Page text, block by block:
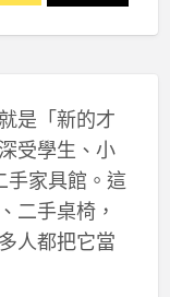
是「新的才
受學生、小
家具館。這
二手桌椅，
人都把它當